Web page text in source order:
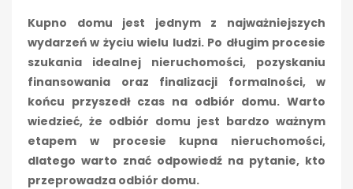
Kupno domu jest jednym z najważniejszych
wydarzeń w życiu wielu ludzi. Po długim procesie
szukania idealnej nieruchomości, pozyskaniu
finansowania oraz finalizacji formalności, w
końcu przyszedł czas na odbiór domu. Warto
wiedzieć, że odbiór domu jest bardzo ważnym
etapem w procesie kupna nieruchomości,
dlatego warto znać odpowiedź na pytanie, kto
przeprowadza odbiór domu.